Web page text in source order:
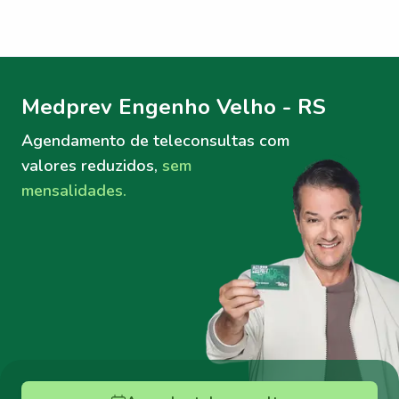
Medprev Engenho Velho - RS
Agendamento de teleconsultas com
valores reduzidos, sem
mensalidades.